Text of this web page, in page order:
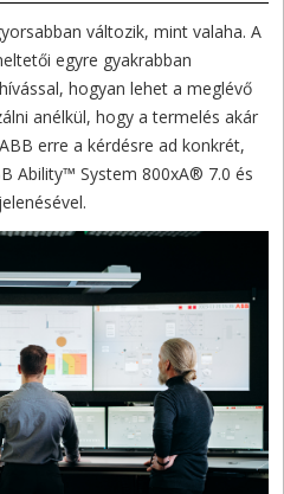
változik, mint valaha. A
egyre gyakrabban
hogyan lehet a meglévő
anélkül, hogy a termelés akár
erre a kérdésre ad konkrét,
Ability™ System 800xA® 7.0 és